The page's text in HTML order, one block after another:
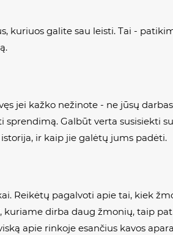
kuriuos galite sau leisti. Tai -
jei kažko nežinote - ne jūsų
Galbūt verta susisiekti
ir kaip jie galėtų jums padėti.
Reikėtų pagalvoti apie tai, kiek
kuriame dirba daug žmonių, taip
apie rinkoje esančius kavos